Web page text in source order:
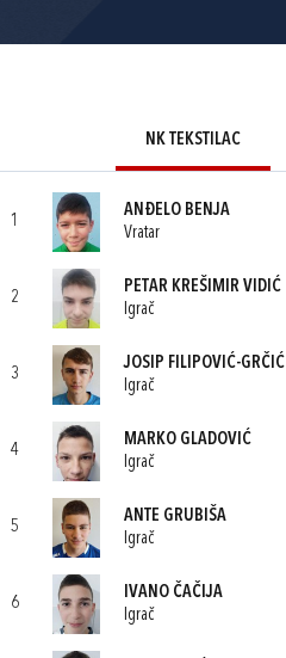
NK TEKSTILAC
1
ANĐELO BENJA
Vratar
2
PETAR KREŠIMIR VIDIĆ
Igrač
3
JOSIP FILIPOVIĆ-GRČIĆ
Igrač
4
MARKO GLADOVIĆ
Igrač
5
ANTE GRUBIŠA
Igrač
6
IVANO ČAČIJA
Igrač